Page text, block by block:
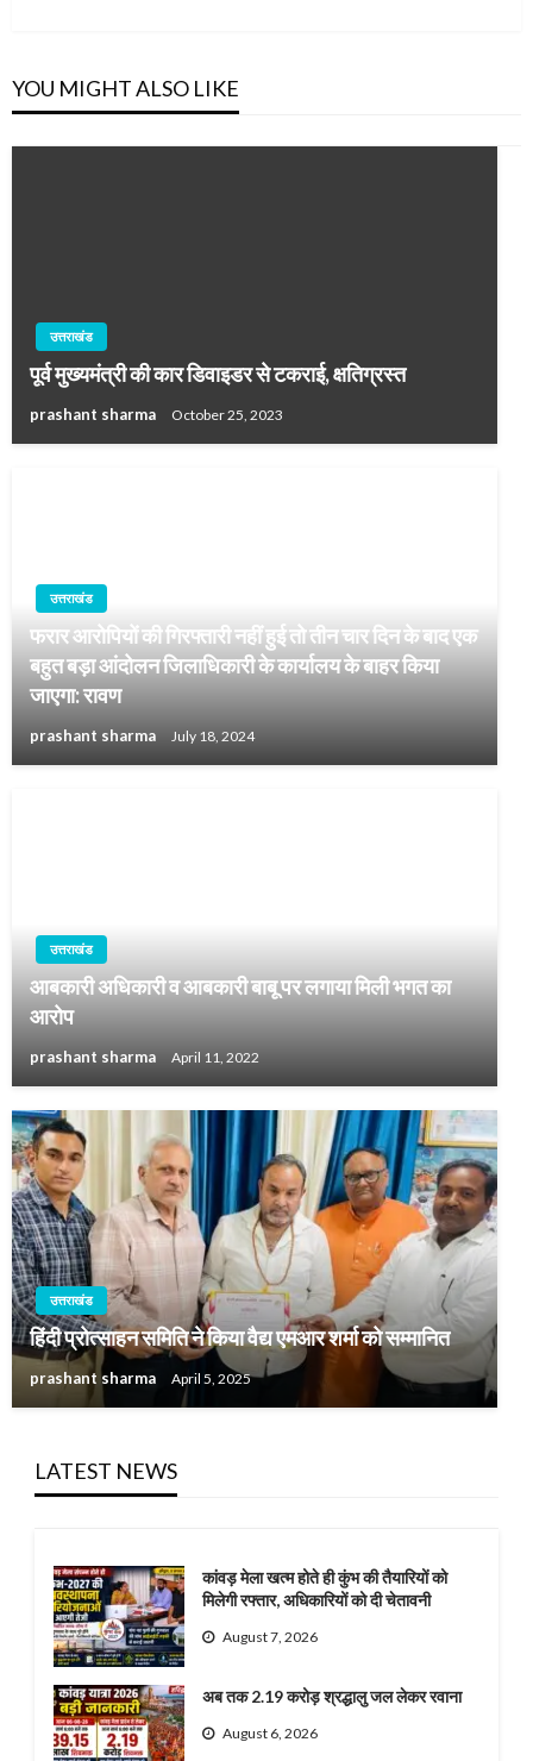
YOU MIGHT ALSO LIKE
उत्तराखंड
पूर्व मुख्यमंत्री की कार डिवाइडर से टकराई, क्षतिग्रस्त
prashant sharma October 25, 2023
उत्तराखंड
फरार आरोपियों की गिरफ्तारी नहीं हुई तो तीन चार दिन के बाद एक
बहुत बड़ा आंदोलन जिलाधिकारी के कार्यालय के बाहर किया
जाएगा: रावण
prashant sharma July 18, 2024
उत्तराखंड
आबकारी अधिकारी व आबकारी बाबू पर लगाया मिली भगत का
आरोप
prashant sharma April 11, 2022
उत्तराखंड
हिंदी प्रोत्साहन समिति ने किया वैद्य एमआर शर्मा को सम्मानित
prashant sharma April 5, 2025
LATEST NEWS
कांवड़ मेला खत्म होते ही कुंभ की तैयारियों को
मिलेगी रफ्तार, अधिकारियों को दी चेतावनी
August 7, 2026
अब तक 2.19 करोड़ श्रद्धालु जल लेकर रवाना
August 6, 2026